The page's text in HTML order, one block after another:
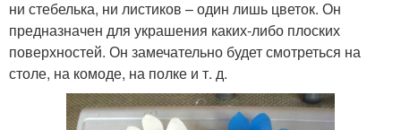
ни стебелька, ни листиков – один лишь цветок. Он
предназначен для украшения каких-либо плоских
поверхностей. Он замечательно будет смотреться на
столе, на комоде, на полке и т. д.